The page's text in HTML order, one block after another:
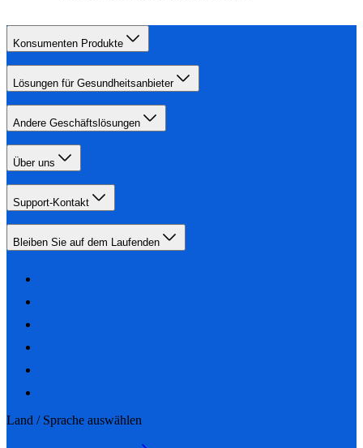
Konsumenten Produkte
Lösungen für Gesundheitsanbieter
Andere Geschäftslösungen
Über uns
Support-Kontakt
Bleiben Sie auf dem Laufenden
Land / Sprache auswählen